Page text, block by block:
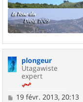
plongeur
Utagawiste
expert
M19 févr. 2013, 20:13